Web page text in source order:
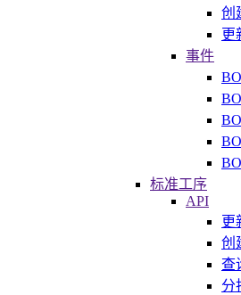
创
更
事件
标准工序
API
更
创
查
分